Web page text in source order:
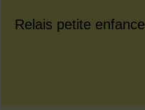
Relais petite enfance